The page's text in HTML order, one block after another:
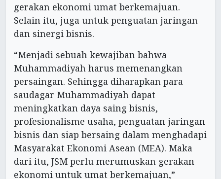
gerakan ekonomi umat berkemajuan.
Selain itu, juga untuk penguatan jaringan
dan sinergi bisnis.
“Menjadi sebuah kewajiban bahwa
Muhammadiyah harus memenangkan
persaingan. Sehingga diharapkan para
saudagar Muhammadiyah dapat
meningkatkan daya saing bisnis,
profesionalisme usaha, penguatan jaringan
bisnis dan siap bersaing dalam menghadapi
Masyarakat Ekonomi Asean (MEA). Maka
dari itu, JSM perlu merumuskan gerakan
ekonomi untuk umat berkemajuan,”